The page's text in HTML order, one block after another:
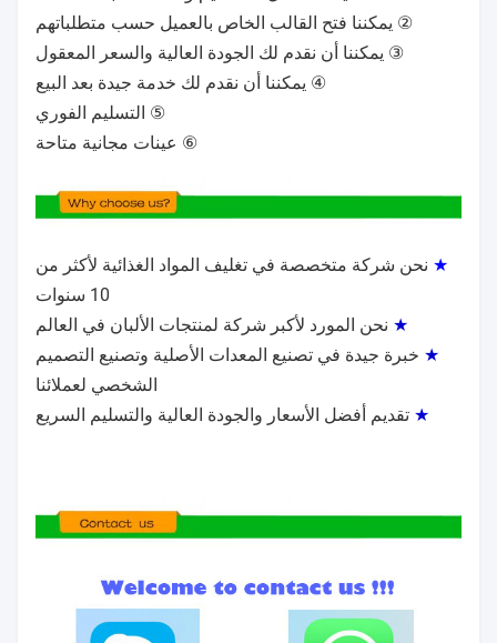
② يمكننا فتح القالب الخاص بالعميل حسب متطلباتهم
③ يمكننا أن نقدم لك الجودة العالية والسعر المعقول
④ يمكننا أن نقدم لك خدمة جيدة بعد البيع
⑤ التسليم الفوري
⑥ عينات مجانية متاحة
★ نحن شركة متخصصة في تغليف المواد الغذائية لأكثر من
10 سنوات
★ نحن المورد لأكبر شركة لمنتجات الألبان في العالم
★ خبرة جيدة في تصنيع المعدات الأصلية وتصنيع التصميم
الشخصي لعملائنا
★ تقديم أفضل الأسعار والجودة العالية والتسليم السريع